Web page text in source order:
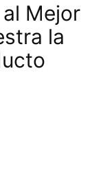
Mejor
la